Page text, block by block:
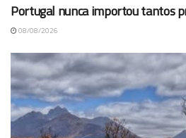
Portugal nunca importou tantos
08/08/2026